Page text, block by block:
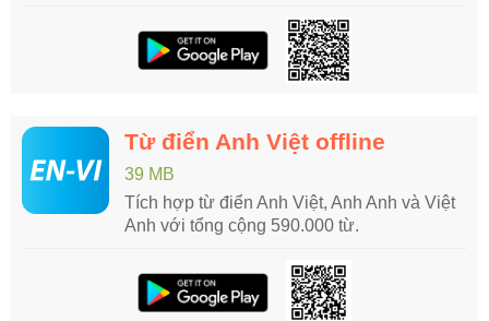
Từ điển Anh Việt offline
39 MB
Tích hợp từ điển Anh Việt, Anh Anh và Việt
Anh với tổng cộng 590.000 từ.